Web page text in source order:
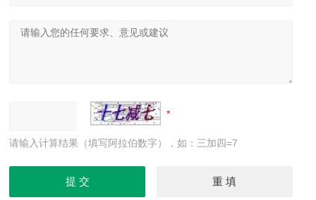
请输入计算结果（填写阿拉伯数字），如：三加四=7